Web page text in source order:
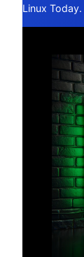
Linux Today.